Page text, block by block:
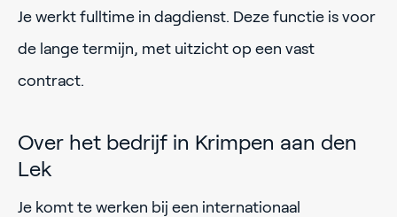
Je werkt fulltime in dagdienst. Deze functie is voor
de lange termijn, met uitzicht op een vast
contract.
Over het bedrijf in Krimpen aan den
Lek
Je komt te werken bij een internationaal